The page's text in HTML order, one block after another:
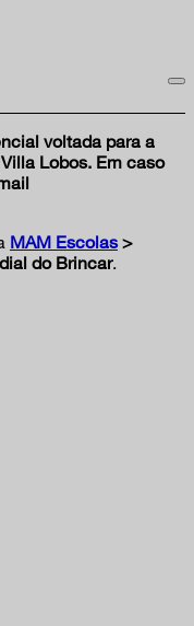
voltada para a
Lobos. Em caso
MAM Escolas>
do Brincar.